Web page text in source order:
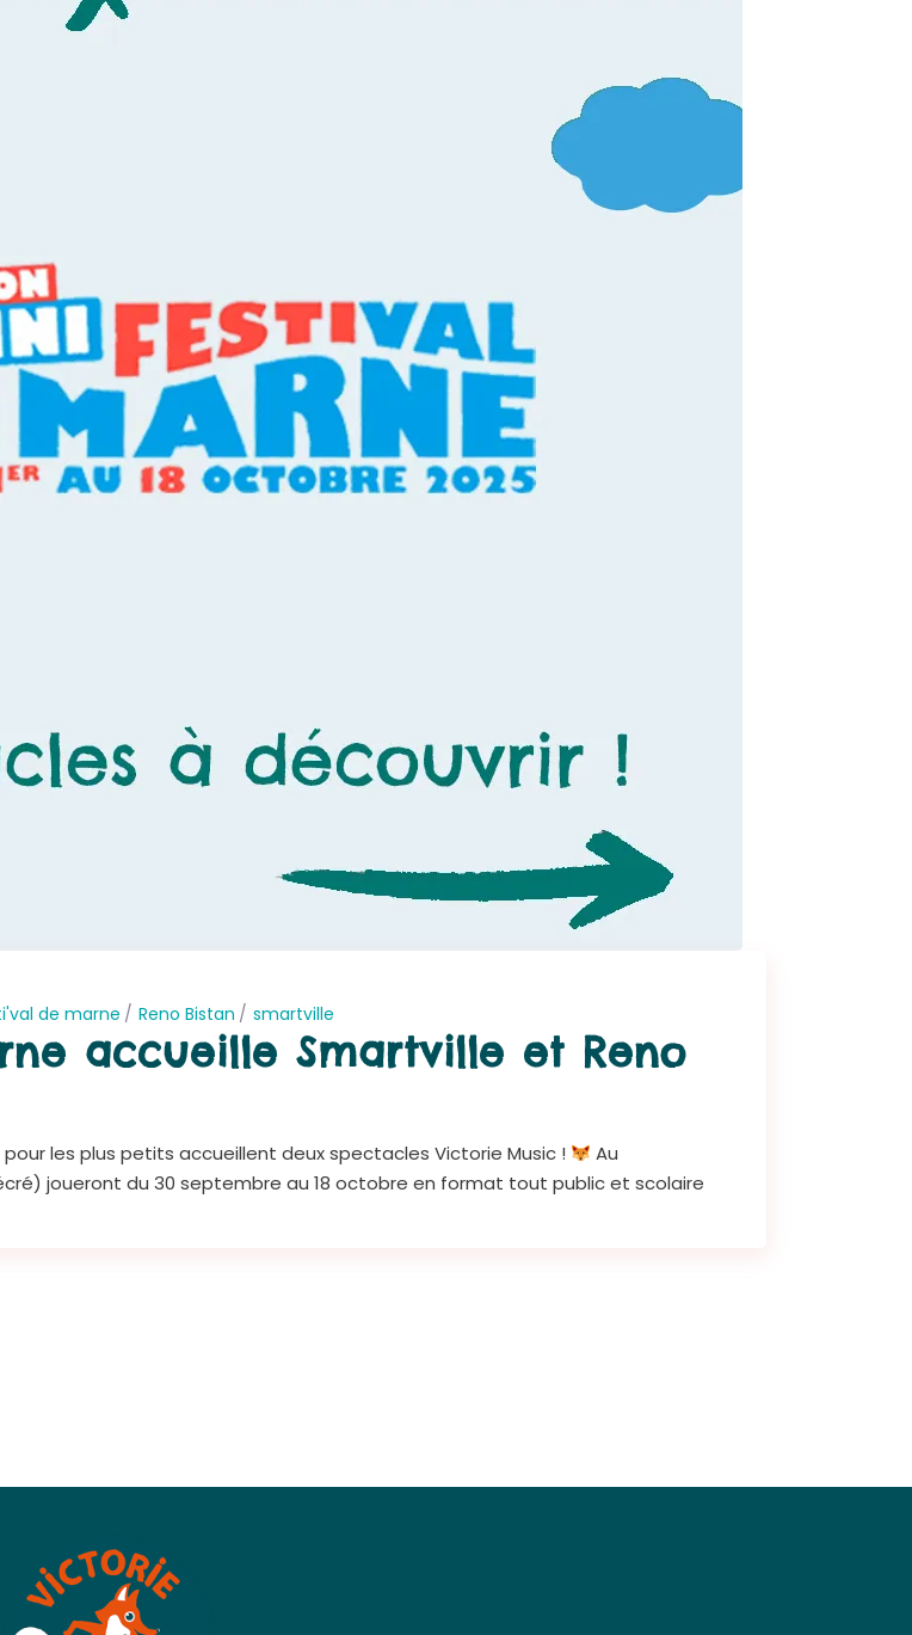
de marne Reno Bistan smartville
accueille Smartville et Reno
les plus petits accueillent deux spectacles Victorie Music !
Au
joueront du 30 septembre au 18 octobre en format tout public et scolaire